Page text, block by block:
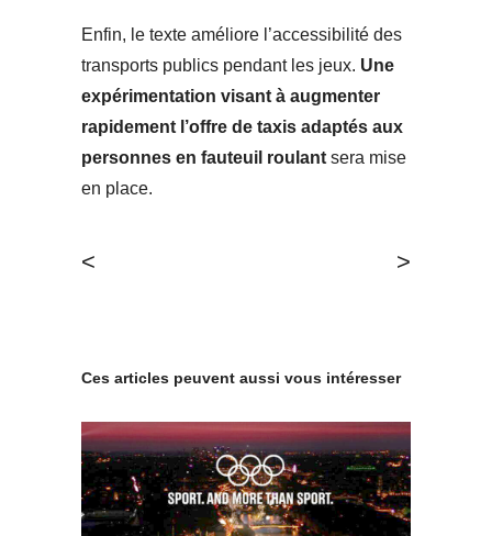
Enfin, le texte améliore l’accessibilité des
transports publics pendant les jeux. Une
expérimentation visant à augmenter
rapidement l’offre de taxis adaptés aux
personnes en fauteuil roulant sera mise
en place.
< >
Ces articles peuvent aussi vous intéresser